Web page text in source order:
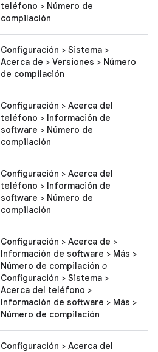
teléfono > Número de
compilación
Configuración > Sistema >
Acerca de > Versiones > Número
de compilación
Configuración > Acerca del
teléfono > Información de
software > Número de
compilación
Configuración > Acerca del
teléfono > Información de
software > Número de
compilación
Configuración > Acerca de >
Información de software > Más >
Número de compilación o
Configuración > Sistema >
Acerca del teléfono >
Información de software > Más >
Número de compilación
Configuración > Acerca del